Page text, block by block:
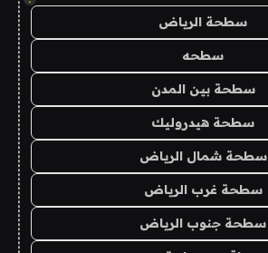
سطحة الرياض
سطحه
سطحة بين المدن
سطحة هيدروليك
سطحة شمال الرياض
سطحة غرب الرياض
سطحة جنوب الرياض